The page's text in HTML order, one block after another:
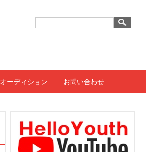
オーディション お問い合わせ